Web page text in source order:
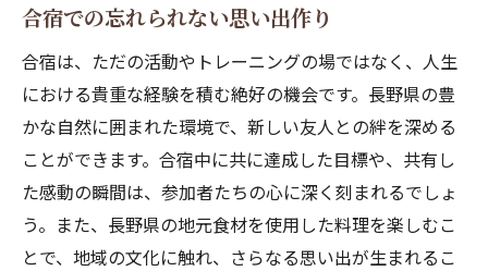
合宿での忘れられない思い出作り
合宿は、ただの活動やトレーニングの場ではなく、人生
における貴重な経験を積む絶好の機会です。長野県の豊
かな自然に囲まれた環境で、新しい友人との絆を深める
ことができます。合宿中に共に達成した目標や、共有し
た感動の瞬間は、参加者たちの心に深く刻まれるでしょ
う。また、長野県の地元食材を使用した料理を楽しむこ
とで、地域の文化に触れ、さらなる思い出が生まれるこ